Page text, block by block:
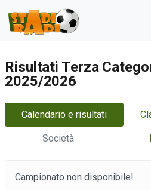
Risultati Terza
2025/2026
Calendario e risultati
Società
Campionato non disponibile!